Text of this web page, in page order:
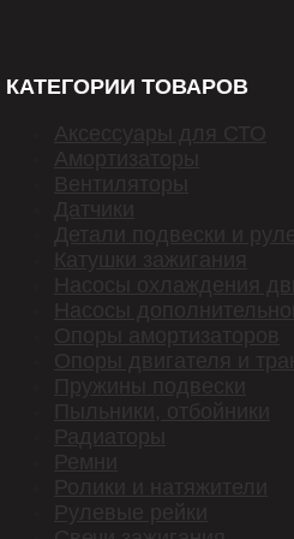
КАТЕГОРИИ ТОВАРОВ
Аксессуары для СТО
Амортизаторы
Вентиляторы
Детали подвески и
Катушки зажигания
Насосы охлаждения
Насосы
Опоры амортизаторов
Опоры двигателя и
Пружины подвески
Радиаторы
Ремни
Ролики и натяжители
Рулевые рейки